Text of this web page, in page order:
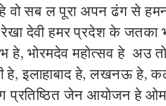
वो सब ल पूरा अपन ढंग से
रेखा देवी हमर प्रदेश के जतका
हे, भोरमदेव महोत्सव हे अउ
हे, इलाहाबाद हे, लखनऊ हे,
जेन आयोजन हे